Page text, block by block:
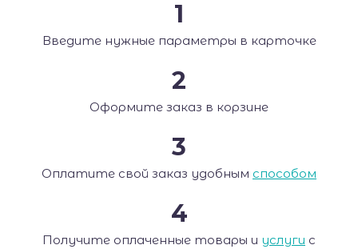
1
Введите нужные параметры в карточке
2
Оформите заказ в корзине
3
Оплатите свой заказ удобным способом
4
Получите оплаченные товары и услуги с